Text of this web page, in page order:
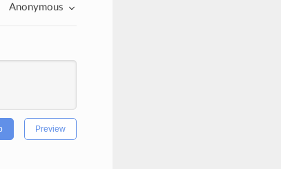
Anonymous
Preview